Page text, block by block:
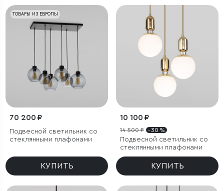
ТОВАРЫ ИЗ ЕВРОПЫ
70 200 ₽
Подвесной светильник со
стеклянными плафонами
КУПИТЬ
10 100 ₽
14 500 ₽ - 30 %
Подвесной светильник со
стеклянными плафонами
КУПИТЬ